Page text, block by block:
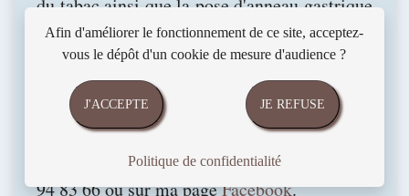
Afin d'améliorer le fonctionnement de ce site, acceptez-
vous le dépôt d'un cookie de mesure d'audience ?
J'ACCEPTE JE REFUSE
Politique de confidentialité
virtuel dans le cadre de la gestion du poids.
Pour vous inscrire : vous pouvez soit réserver
votre place sur le planning :
réservations
soit en me contactant directement au 06 17
94 83 66 ou sur ma page Facebook.